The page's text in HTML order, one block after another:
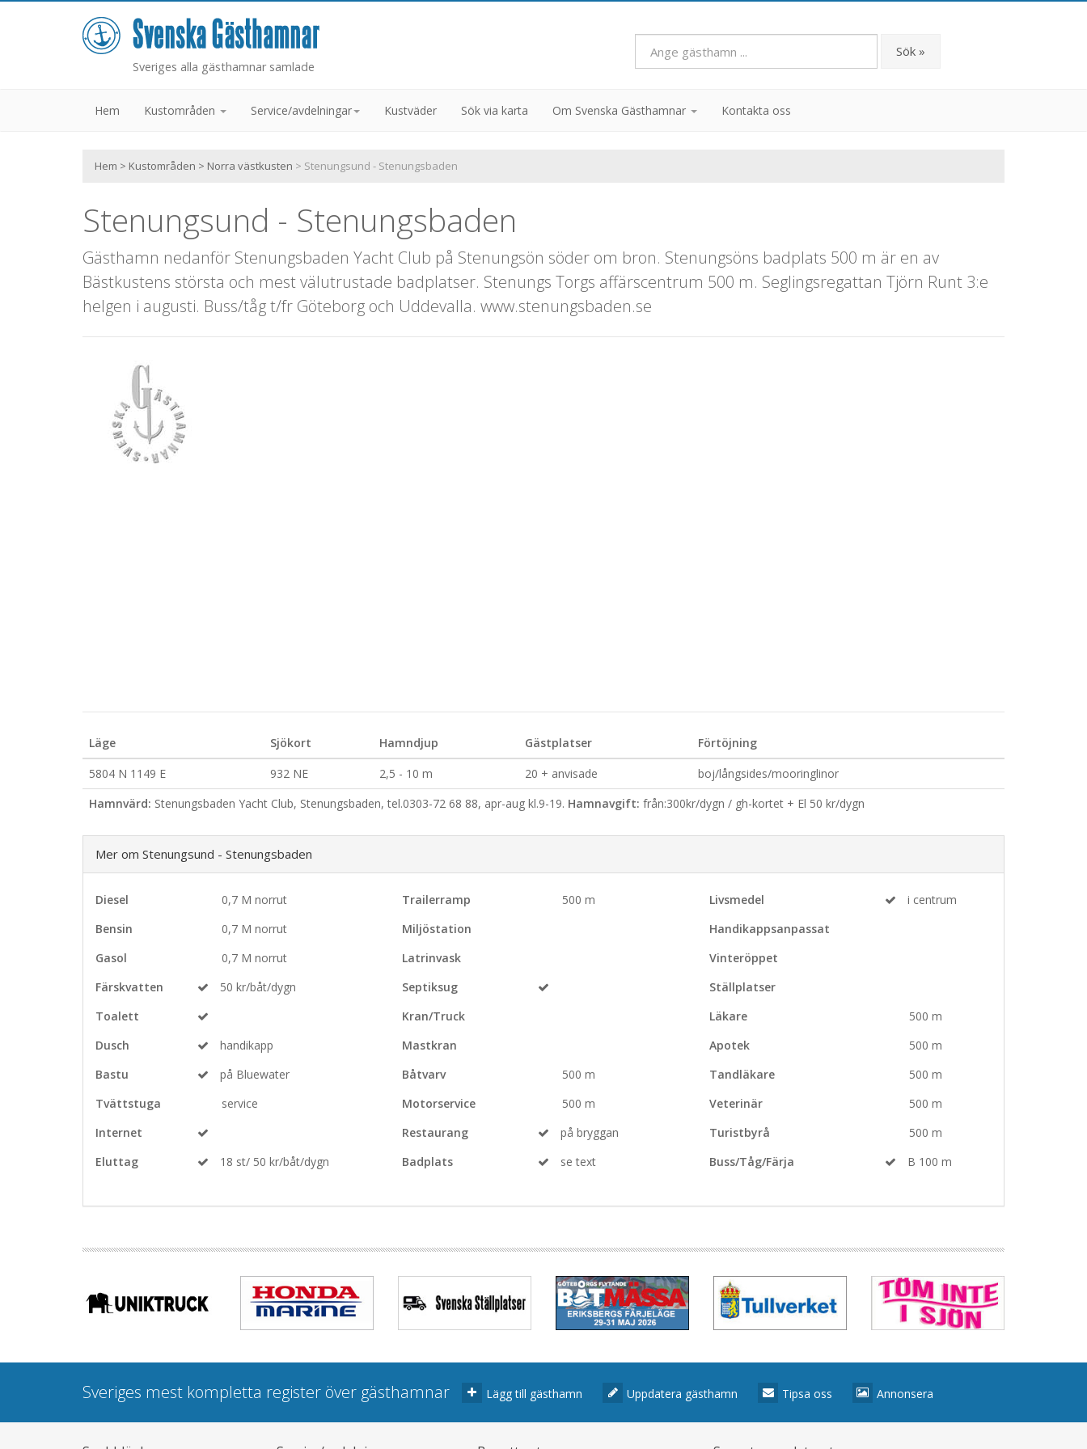
Sveriges alla gästhamnar samlade
Sök »
Hem Kustområden Service/avdelningar Kustväder Sök via karta Om Svenska Gästhamnar Kontakta oss
Hem > Kustområden > Norra västkusten > Stenungsund - Stenungsbaden
Stenungsund - Stenungsbaden
Gästhamn nedanför Stenungsbaden Yacht Club på Stenungsön söder om bron. Stenungsöns badplats 500 m är en av
Bästkustens största och mest välutrustade badplatser. Stenungs Torgs affärscentrum 500 m. Seglingsregattan Tjörn Runt 3:e
helgen i augusti. Buss/tåg t/fr Göteborg och Uddevalla. www.stenungsbaden.se
Läge Sjökort Hamndjup Gästplatser
Förtöjning
5804 N 1149 E
932 NE 2,5 - 10 m 20 + anvisade
boj/långsides/mooringlinor
Hamnvärd: Stenungsbaden Yacht Club, Stenungsbaden, tel.0303-72 68 88, apr-aug kl.9-19. Hamnavgift: från:300kr/dygn / gh-kortet + El 50 kr/dygn
Mer om Stenungsund - Stenungsbaden
Diesel
0,7 M norrut
Bensin
0,7 M norrut
Gasol
0,7 M norrut
Färskvatten
50 kr/båt/dygn
Toalett
Dusch
handikapp
Bastu
på Bluewater
Tvättstuga
service
Internet
Eluttag
18 st/ 50 kr/båt/dygn
Trailerramp
500 m
Miljöstation
Latrinvask
Septiksug
Kran/Truck
Mastkran
Båtvarv
500 m
Motorservice
500 m
Restaurang
på bryggan
Badplats
se text
Livsmedel
i centrum
Handikappsanpassat
Vinteröppet
Ställplatser
Läkare
500 m
Apotek
500 m
Tandläkare
500 m
Veterinär
500 m
Turistbyrå
500 m
Buss/Tåg/Färja
B 100 m
Sveriges mest kompletta register över gästhamnar Lägg till gästhamn Uppdatera gästhamn Tipsa oss Annonsera